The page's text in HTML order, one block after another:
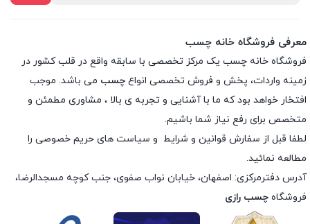
معرفی فروشگاه خانه چسب
فروشگاه خانه چسب یک مرکز تخصصی با سابقه واقع در قلب کشور در
زمینه واردات، پخش و فروش تخصصی انواع چسب می باشد. موجب
افتخار خواهد بود که ما با آشنایی و تجربه ی بالا ، مشاوری مطمئن و
متخصص برای رفع نیاز شما باشیم.
لطفا قبل از سفارش قوانین و شرایط و سیاست های حریم خصوصی را
مطالعه نمائید.
آدرس دفترمرکزی: اصفهان، خیابان نواب صفوی، جنب کوچه مسجدالرضا،
فروشگاه چسب رازی